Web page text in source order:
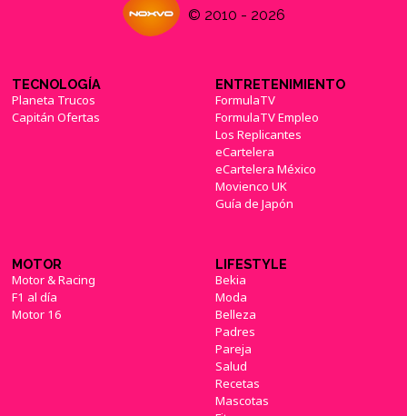
© 2010 - 2026
TECNOLOGÍA
Planeta Trucos
Capitán Ofertas
ENTRETENIMIENTO
FormulaTV
FormulaTV Empleo
Los Replicantes
eCartelera
eCartelera México
Movienco UK
Guía de Japón
MOTOR
Motor & Racing
F1 al día
Motor 16
LIFESTYLE
Bekia
Moda
Belleza
Padres
Pareja
Salud
Recetas
Mascotas